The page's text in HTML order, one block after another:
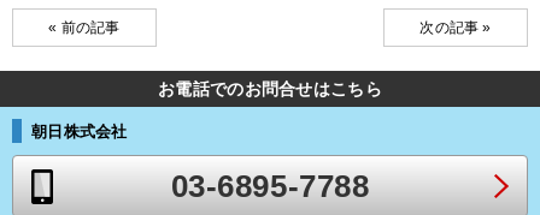
« 前の記事 次の記事 »
お電話でのお問合せはこちら
朝日株式会社
03-6895-7788